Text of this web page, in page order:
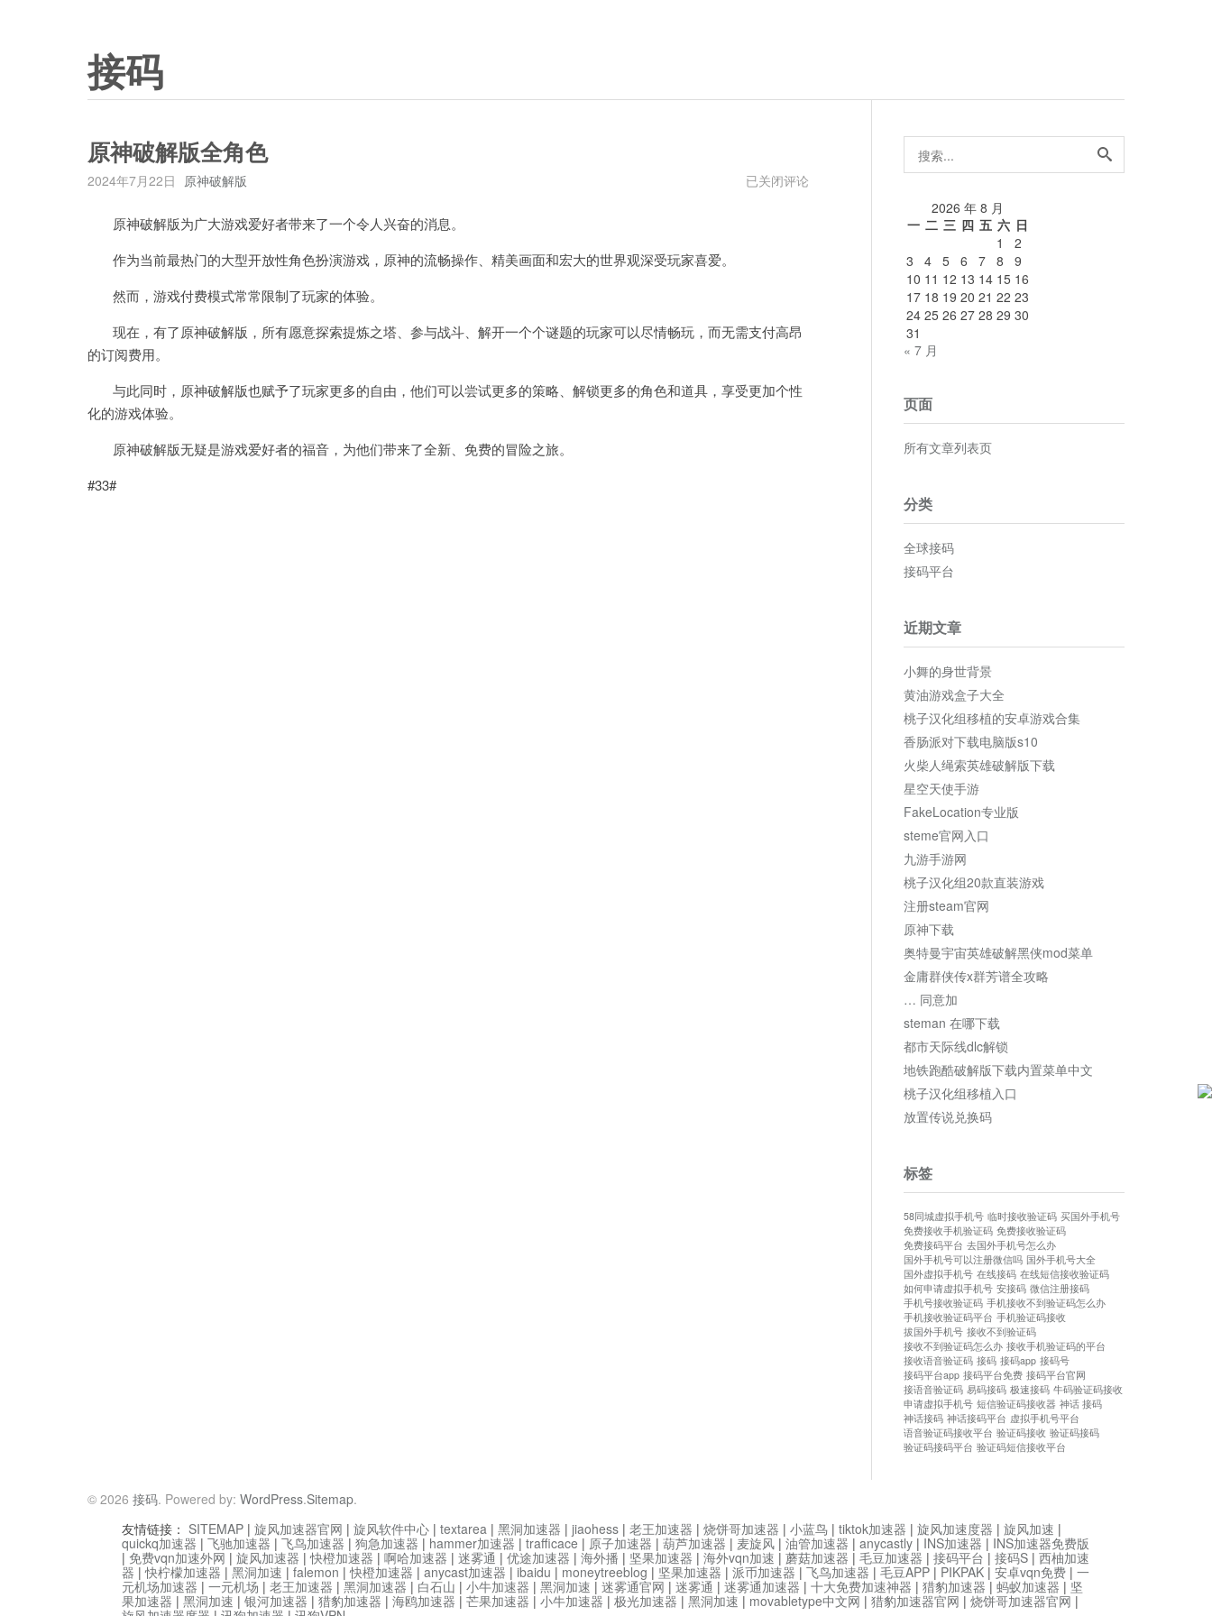
接码
原神破解版全角色
2024年7月22日 原神破解版
原
已关闭评论
原神破解版为广大游戏爱好者带来了一个令人兴奋的消息。
作为当前最热门的大型开放性角色扮演游戏，原神的流畅操作、精美画面和宏大的世界观深受玩家喜爱。
然而，游戏付费模式常常限制了玩家的体验。
现在，有了原神破解版，所有愿意探索提炼之塔、参与战斗、解开一个个谜题的玩家可以尽情畅玩，而无需支付高昂
的订阅费用。
与此同时，原神破解版也赋予了玩家更多的自由，他们可以尝试更多的策略、解锁更多的角色和道具，享受更加个性
化的游戏体验。
原神破解版无疑是游戏爱好者的福音，为他们带来了全新、免费的冒险之旅。
#33#
搜
索...
2026 年 8 月
一 二 三 四 五 六 日
1
2
3
4 5 6 7 8
9
10 11 12 13 14 15 16
17 18 19 20 21 22 23
24 25 26 27 28 29 30
31
« 7 月
页面
所有文章列表页
分类
全球接码
接码平台
近期文章
小舞的身世背景
黄油游戏盒子大全
桃子汉化组移植的安卓游戏合集
香肠派对下载电脑版s10
火柴人绳索英雄破解版下载
星空天使手游
FakeLocation专业版
steme官网入口
九游手游网
桃子汉化组20款直装游戏
注册steam官网
原神下载
奥特曼宇宙英雄破解黑侠mod菜单
金庸群侠传x群芳谱全攻略
… 同意加
steman 在哪下载
都市天际线dlc解锁
地铁跑酷破解版下载内置菜单中文
桃子汉化组移植入口
放置传说兑换码
标签
58同城虚拟手机号 临时接收验证码 买国外手机号
免费接收手机验证码 免费接收验证码
免费接码平台 去国外手机号怎么办
国外手机号可以注册微信吗 国外手机号大全
国外虚拟手机号 在线接码 在线短信接收验证码
如何申请虚拟手机号 安接码 微信注册接码
手机号接收验证码 手机接收不到验证码怎么办
手机接收验证码平台 手机验证码接收
拔国外手机号 接收不到验证码
接收不到验证码怎么办 接收手机验证码的平台
接收语音验证码 接码 接码app 接码号
接码平台app 接码平台免费 接码平台官网
接语音验证码 易码接码 极速接码 牛码验证码接收
申请虚拟手机号 短信验证码接收器 神话 接码
神话接码 神话接码平台 虚拟手机号平台
语音验证码接收平台 验证码接收 验证码接码
验证码接码平台 验证码短信接收平台
© 2026 接码. Powered by: WordPress.Sitemap.
友情链接： SITEMAP | 旋风加速器官网 | 旋风软件中心 | textarea | 黑洞加速器 | jiaohess | 老王加速器 | 烧饼哥加速器 | 小蓝鸟 | tiktok加速器 | 旋风加速度器 | 旋风加速 |
quickq加速器 | 飞驰加速器 | 飞鸟加速器 | 狗急加速器 | hammer加速器 | trafficace | 原子加速器 | 葫芦加速器 | 麦旋风 | 油管加速器 | anycastly | INS加速器 | INS加速器免费版
| 免费vqn加速外网 | 旋风加速器 |快橙加速器 | 啊哈加速器 | 迷雾通 | 优途加速器 | 海外播 | 坚果加速器 | 海外vqn加速 | 蘑菇加速器 | 毛豆加速器 | 接码平台 | 接码S | 西柚加速
器 |快柠檬加速器 | 黑洞加速 | falemon |快橙加速器 | anycast加速器 | ibaidu | moneytreeblog | 坚果加速器 | 派币加速器 | 飞鸟加速器 | 毛豆APP | PIKPAK | 安卓vqn免费 | 一
元机场加速器 | 一元机场 | 老王加速器 | 黑洞加速器 | 白石山 | 小牛加速器 | 黑洞加速 | 迷雾通官网 | 迷雾通 | 迷雾通加速器 | 十大免费加速神器 | 猎豹加速器 | 蚂蚁加速器 | 坚
果加速器 | 黑洞加速 | 银河加速器 | 猎豹加速器 | 海鸥加速器 | 芒果加速器 | 小牛加速器 | 极光加速器 | 黑洞加速 | movabletype中文网 | 猎豹加速器官网 | 烧饼哥加速器官网 |